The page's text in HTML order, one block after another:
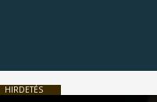
HIRDETÉS